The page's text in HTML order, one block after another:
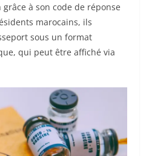
à son code de réponse
marocains, ils
sous un format
qui peut être affiché via